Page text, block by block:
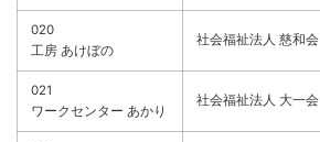
020
工房 あけぼの
社会福祉法人 慈和会
021
ワークセンター あかり
社会福祉法人 大一会